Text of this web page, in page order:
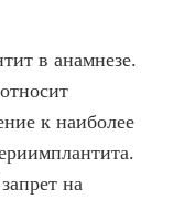
в анамнезе.
к наиболее
на